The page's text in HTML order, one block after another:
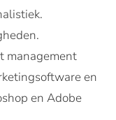
management
en
en Adobe